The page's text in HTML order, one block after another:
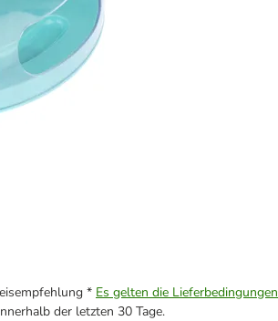
* Es gelten die Lieferbedingungen
der letzten 30 Tage.